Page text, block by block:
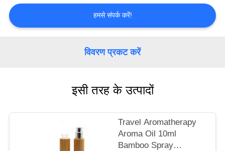
गुणवत्ता
नियंत्रण
हमसे संपर्क करें!
विवरण प्रकट करें
इसी तरह के उत्पादों
Travel Aromatherapy
Aroma Oil 10ml
Bamboo Spray